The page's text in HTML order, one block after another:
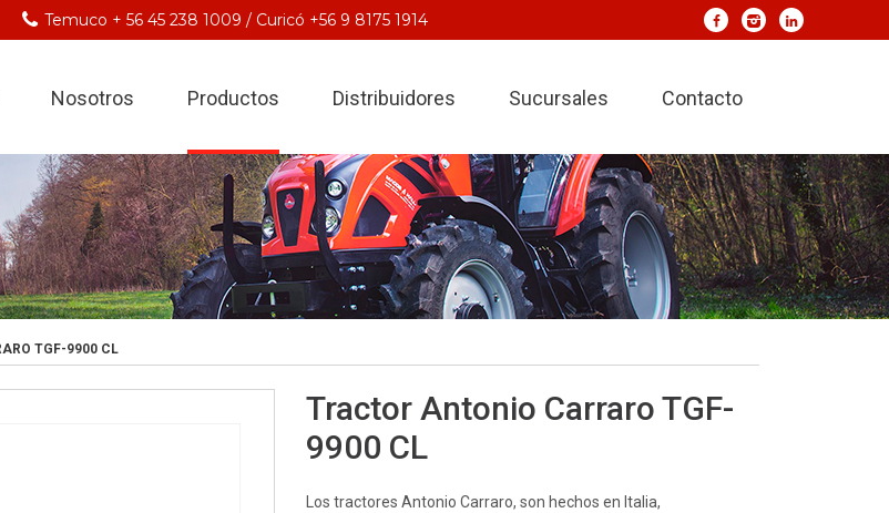
Temuco + 56 45 238 1009 / Curicó +56 9 8175 1914
Nosotros Productos Distribuidores Sucursales Contacto
TGF-9900 CL
Tractor Antonio Carraro TGF-
9900 CL
Los tractores Antonio Carraro, son hechos en Italia,